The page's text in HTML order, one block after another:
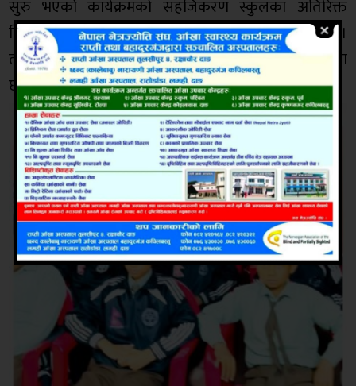
सुरु भएको कार्यक्रमको सहजिकरण स्कुलका अतिरिक्त
क्रियाकलाप समितिका प्रमुख कुबीर गिरीले गरेका थिए ।
तालिमको मूख्य प्रशिक्षकको रुपमा टिकाराम आचार्य रहेका
छन् ।